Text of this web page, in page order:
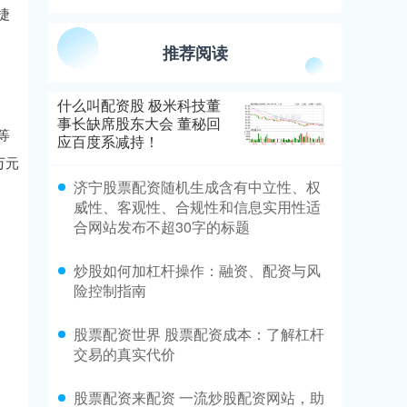
元
推荐阅读
什么叫配资股 极米科技董
事长缺席股东大会 董秘回
应百度系减持！
济宁股票配资随机生成含有中立性、权
威性、客观性、合规性和信息实用性适
合网站发布不超30字的标题
炒股如何加杠杆操作：融资、配资与风
险控制指南
股票配资世界 股票配资成本：了解杠杆
交易的真实代价
股票配资来配资 一流炒股配资网站，助